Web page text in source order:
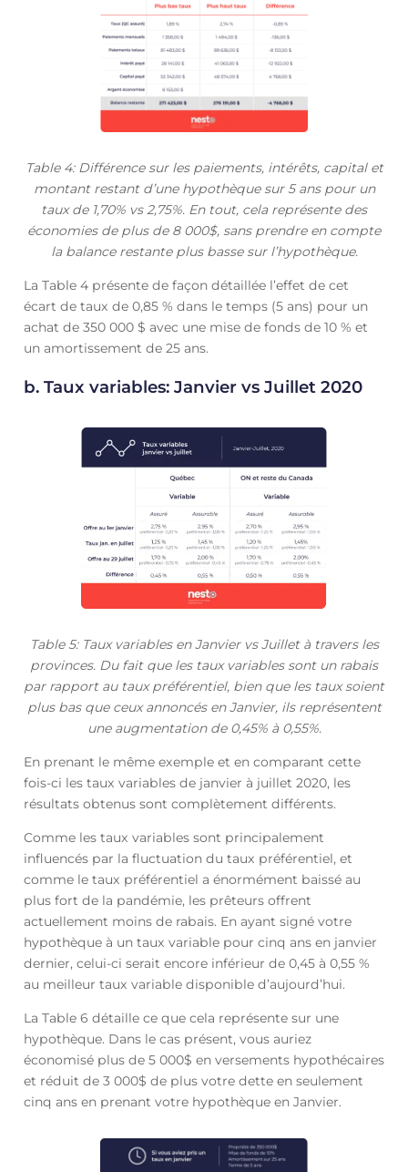
Table 4: Différence sur les paiements, intérêts, capital et
montant restant d’une hypothèque sur 5 ans pour un
taux de 1,70% vs 2,75%. En tout, cela représente des
économies de plus de 8 000$, sans prendre en compte
la balance restante plus basse sur l’hypothèque.
La Table 4 présente de façon détaillée l’effet de cet
écart de taux de 0,85 % dans le temps (5 ans) pour un
achat de 350 000 $ avec une mise de fonds de 10 % et
un amortissement de 25 ans.
b. Taux variables: Janvier vs Juillet 2020
Table 5: Taux variables en Janvier vs Juillet à travers les
provinces. Du fait que les taux variables sont un rabais
par rapport au taux préférentiel, bien que les taux soient
plus bas que ceux annoncés en Janvier, ils représentent
une augmentation de 0,45% à 0,55%.
En prenant le même exemple et en comparant cette
fois-ci les taux variables de janvier à juillet 2020, les
résultats obtenus sont complètement différents.
Comme les taux variables sont principalement
influencés par la fluctuation du taux préférentiel, et
comme le taux préférentiel a énormément baissé au
plus fort de la pandémie, les prêteurs offrent
actuellement moins de rabais. En ayant signé votre
hypothèque à un taux variable pour cinq ans en janvier
dernier, celui-ci serait encore inférieur de 0,45 à 0,55 %
au meilleur taux variable disponible d’aujourd’hui.
La Table 6 détaille ce que cela représente sur une
hypothèque. Dans le cas présent, vous auriez
économisé plus de 5 000$ en versements hypothécaires
et réduit de 3 000$ de plus votre dette en seulement
cinq ans en prenant votre hypothèque en Janvier.